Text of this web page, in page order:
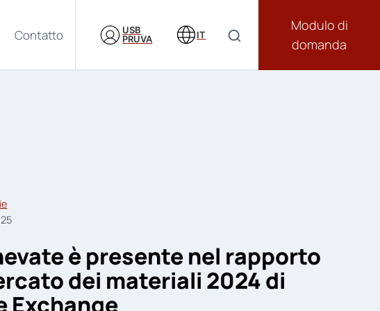
Contatto
USB
PRUVA
IT
Modulo di
domanda
è presente nel rapporto
dei materiali 2024 di
Exchange